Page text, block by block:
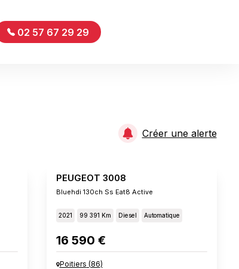
02 57 67 29 29
Créer une alerte
PEUGEOT 3008
Bluehdi 130ch Ss Eat8 Active
2021 99 391 Km Diesel Automatique
16 590 €
Poitiers (86)